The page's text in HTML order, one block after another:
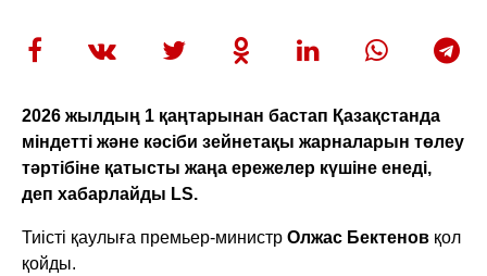
2026 жылдың 1 қаңтарынан бастап Қазақстанда
міндетті және кәсіби зейнетақы жарналарын төлеу
тәртібіне қатысты жаңа ережелер күшіне енеді,
деп хабарлайды LS.
Тиісті қаулыға премьер-министрОлжас Бектенов қол
қойды.